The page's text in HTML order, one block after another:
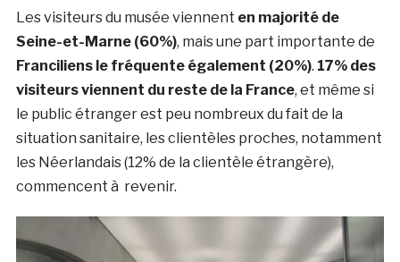
Les visiteurs du musée viennent en majorité de
Seine-et-Marne (60%), mais une part importante de
Franciliens le fréquente également (20%). 17% des
visiteurs viennent du reste de la France, et même si
le public étranger est peu nombreux du fait de la
situation sanitaire, les clientèles proches, notamment
les Néerlandais (12% de la clientèle étrangère),
commencent à revenir.